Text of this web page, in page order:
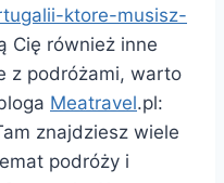
ktore-musisz-
Cię również inne
z podróżami, warto
Meatravel.pl:
znajdziesz wiele
podróży i